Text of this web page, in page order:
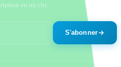
en un clic.
S'abonner